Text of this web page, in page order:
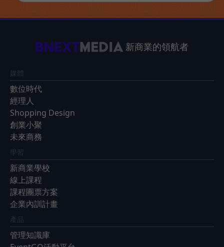
新商業的領航者
媒體
數位時代
經理人
Shopping Design
創業小聚
未來商務
學習
新商業學校
線上課程
課程團票方案
企業內訓計畫
產品
管理知識庫